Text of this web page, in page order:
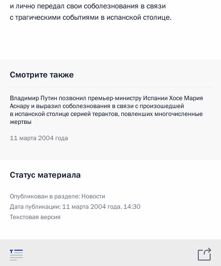
и лично передал свои соболезнования в связи
с трагическими событиями в испанской столице.
Смотрите также
Владимир Путин позвонил премьер-министру Испании Хосе Мария
Аснару и выразил соболезнования в связи с произошедшей
в испанской столице серией терактов, повлекших многочисленные
жертвы
11 марта 2004 года
Статус материала
Опубликован в разделе: Новости
Дата публикации: 11 марта 2004 года, 14:30
Текстовая версия